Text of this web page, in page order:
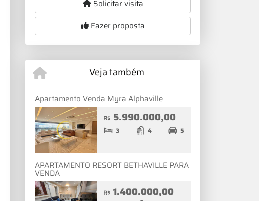
Solicitar visita
Fazer proposta
Veja também
Apartamento Venda Myra Alphaville
R$ 5.990.000,00
3 4 5
APARTAMENTO RESORT BETHAVILLE PARA
VENDA
R$ 1.400.000,00